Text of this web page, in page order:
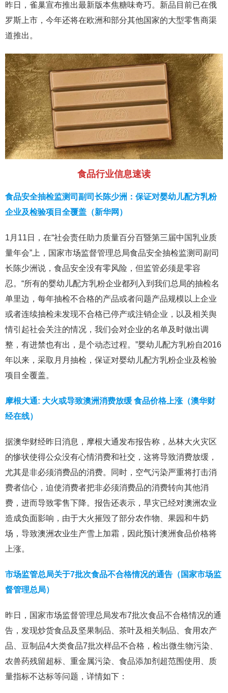
昨日，雀巢宣布推出最新版本焦糖味奇巧。新品目前已在俄
罗斯上市，今年还将在欧洲和部分其他国家的大型零售商渠
道推出。
食品行业信息速读
食品安全抽检监测司副司长陈少洲：保证对婴幼儿配方乳粉
企业及检验项目全覆盖（新华网）
1月11日，在“社会责任助力质量百分百暨第三届中国乳业质
量年会”上，国家市场监督管理总局食品安全抽检监测司副司
长陈少洲说，食品安全没有零风险，但监管必须是零容
忍。“所有的婴幼儿配方乳粉企业都列入到我们总局的抽检名
单里边，每年抽检不合格的产品或者问题产品规模以上企业
或者连续抽检未发现不合格已停产或注销企业，以及相关舆
情引起社会关注的情况，我们会对企业的名单及时做出调
整，有进禁也有出，是个动态过程。”婴幼儿配方乳粉自2016
年以来，采取月月抽检，保证对婴幼儿配方乳粉企业及检验
项目全覆盖。
摩根大通: 大火或导致澳洲消费放缓 食品价格上涨（澳华财
经在线）
据澳华财经昨日消息，摩根大通发布报告称，丛林大火灾区
的惨状使得公众没有心情消费和社交，这将导致消费放缓，
尤其是非必须消费品的消费。同时，空气污染严重将打击消
费者信心，迫使消费者把非必须消费品的消费转向其他消
费，进而导致零售下降。报告还表示，旱灾已经对澳洲农业
造成负面影响，由于大火摧毁了部分农作物、果园和牛奶
场，导致澳洲农业生产雪上加霜，因此预计澳洲食品价格将
上涨。
市场监管总局关于7批次食品不合格情况的通告（国家市场监
督管理总局）
昨日，国家市场监督管理总局发布7批次食品不合格情况的通
告，发现炒货食品及坚果制品、茶叶及相关制品、食用农产
品、豆制品4大类食品7批次样品不合格，检出微生物污染、
农兽药残留超标、重金属污染、食品添加剂超范围使用、质
量指标不达标等问题，详情如下：